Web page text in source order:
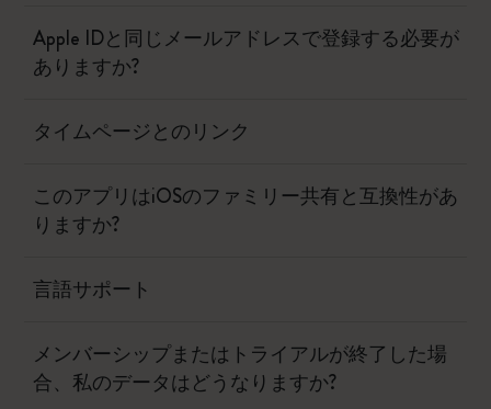
Apple IDと同じメールアドレスで登録する必要が
ありますか?
タイムページとのリンク
このアプリはiOSのファミリー共有と互換性があ
りますか?
言語サポート
メンバーシップまたはトライアルが終了した場
合、私のデータはどうなりますか?